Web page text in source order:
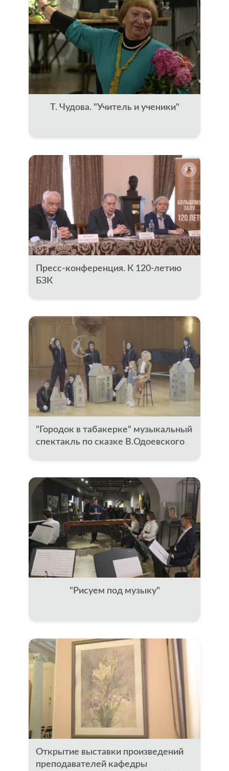
Т. Чудова. "Учитель и ученики"
Пресс-конференция. К 120-летию
БЗК
"Городок в табакерке" музыкальный
спектакль по сказке В.Одоевского
"Рисуем под музыку"
Открытие выставки произведений
преподавателей кафедры